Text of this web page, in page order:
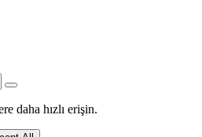
daha hızlı erişin.